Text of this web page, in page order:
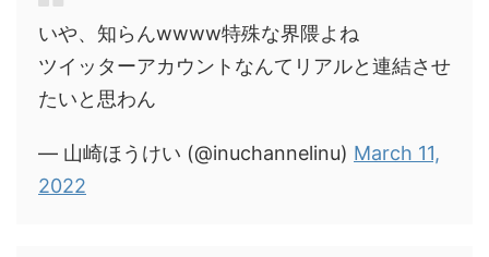
いや、知らんwwww特殊な界隈よね
ツイッターアカウントなんてリアルと連結させ
たいと思わん
— 山崎ほうけい (@inuchannelinu) March 11,
2022